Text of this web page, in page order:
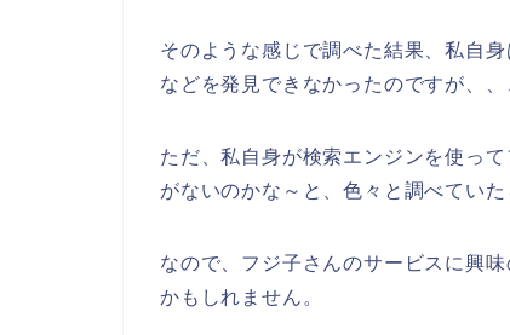
そのような感じで調べた結果、私自
などを発見できなかったのですが、、
ただ、私自身が検索エンジンを使っ
がないのかな～と、色々と調べてい
なので、フジ子さんのサービスに興
かもしれません。